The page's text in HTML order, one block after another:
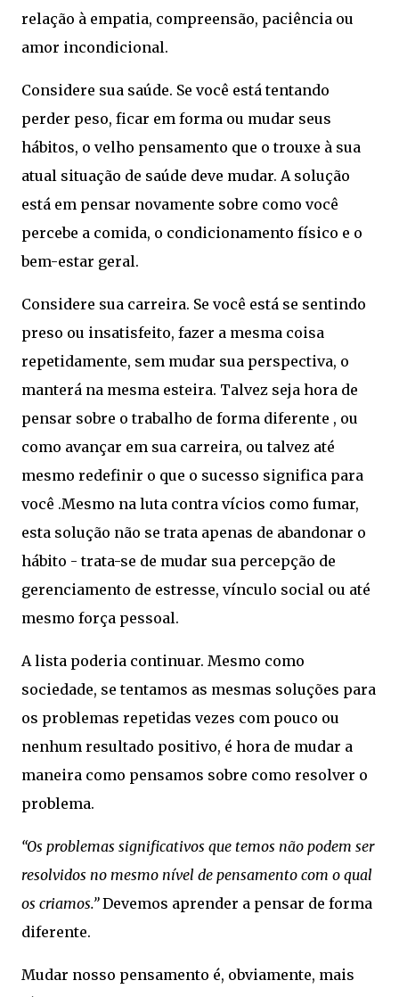
relação à empatia, compreensão, paciência ou
amor incondicional.
Considere sua saúde. Se você está tentando
perder peso, ficar em forma ou mudar seus
hábitos, o velho pensamento que o trouxe à sua
atual situação de saúde deve mudar. A solução
está em pensar novamente sobre como você
percebe a comida, o condicionamento físico e o
bem-estar geral.
Considere sua carreira. Se você está se sentindo
preso ou insatisfeito, fazer a mesma coisa
repetidamente, sem mudar sua perspectiva, o
manterá na mesma esteira. Talvez seja hora de
pensar sobre o trabalho de forma diferente , ou
como avançar em sua carreira, ou talvez até
mesmo redefinir o que o sucesso significa para
você .Mesmo na luta contra vícios como fumar,
esta solução não se trata apenas de abandonar o
hábito - trata-se de mudar sua percepção de
gerenciamento de estresse, vínculo social ou até
mesmo força pessoal.
A lista poderia continuar. Mesmo como
sociedade, se tentamos as mesmas soluções para
os problemas repetidas vezes com pouco ou
nenhum resultado positivo, é hora de mudar a
maneira como pensamos sobre como resolver o
problema.
“Os problemas significativos que temos não podem ser
resolvidos no mesmo nível de pensamento com o qual
os criamos.”Devemos aprender a pensar de forma
diferente.
Mudar nosso pensamento é, obviamente, mais